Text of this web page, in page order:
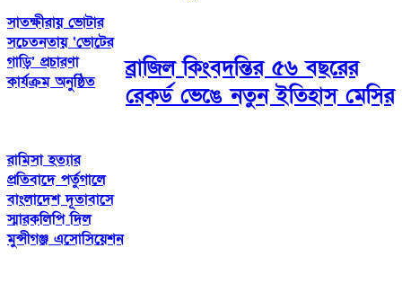
সাতক্ষীরায় ভোটার
সচেতনতায় ‘ভোটের
গাড়ি’ প্রচারণা
কার্যক্রম অনুষ্ঠিত
রামিসা হত্যার
প্রতিবাদে পর্তুগালে
বাংলাদেশ দূতাবাসে
স্মারকলিপি দিল
মুন্সীগঞ্জ এসোসিয়েশন
ব্রাজিল কিংবদন্তির ৫৬ বছরের
রেকর্ড ভেঙে নতুন ইতিহাস মেসির